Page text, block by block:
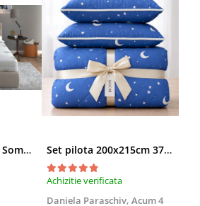
Saltea cu memorie SomnART XXL Memory Plus 160x190, înălțime 25cm, pentru persoane supraponderale, husă Aloe Vera detașabilă, rulată, fermitate mare Set pilota 200x215cm 370g cu 2 perne 50x70,albastru- PLT36
Achizitie verificata
Daniela Paraschiv, Acum 4